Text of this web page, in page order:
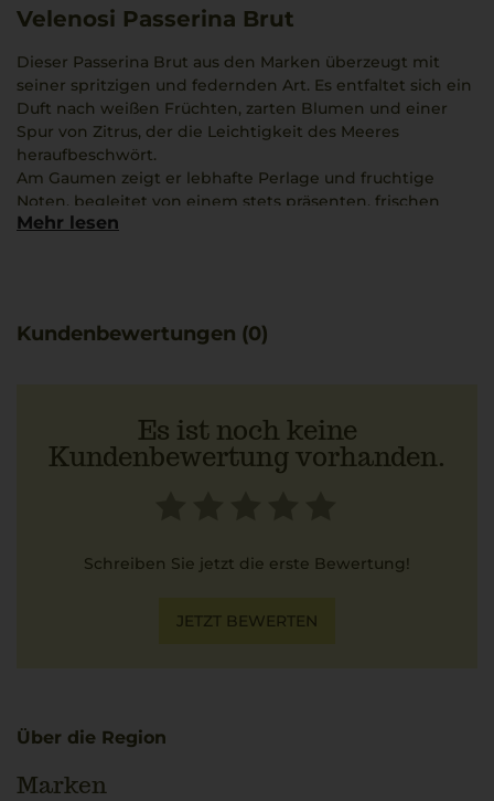
Velenosi Passerina Brut
Dieser Passerina Brut aus den Marken überzeugt mit
seiner spritzigen und federnden Art. Es entfaltet sich ein
Duft nach weißen Früchten, zarten Blumen und einer
Spur von Zitrus, der die Leichtigkeit des Meeres
heraufbeschwört.
Am Gaumen zeigt er lebhafte Perlage und fruchtige
Noten, begleitet von einem stets präsenten, frischen
floralen Hauch. Diese Kombination steht für die
der Jahre haben sich ausdrucksvolle Schaumweine
Mehr lesen
Kundenbewertungen (0)
Es ist noch keine
Kundenbewertung vorhanden.
Schreiben Sie jetzt die erste Bewertung!
JETZT BEWERTEN
Über die Region
Marken